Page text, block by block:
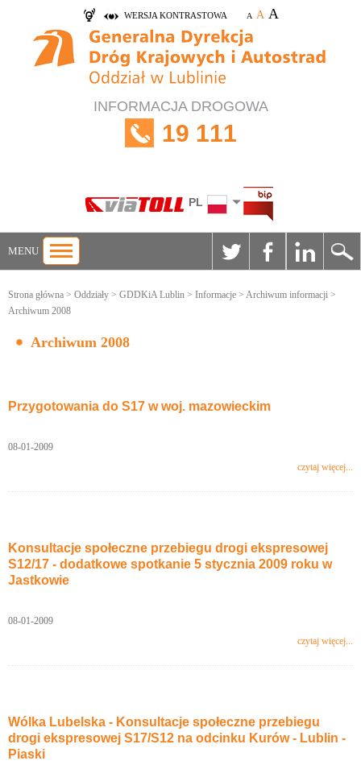
WERSJA KONTRASTOWA A A A
INFORMACJA DROGOWA
19 111
PL
MENU
Strona główna > Oddziały > GDDKiA Lublin > Informacje > Archiwum informacji >
Archiwum 2008
Archiwum 2008
Przygotowania do S17 w woj. mazowieckim
08-01-2009
czytaj więcej...
Konsultacje społeczne przebiegu drogi ekspresowej
S12/17 - dodatkowe spotkanie 5 stycznia 2009 roku w
Jastkowie
08-01-2009
czytaj więcej...
Wólka Lubelska - Konsultacje społeczne przebiegu
drogi ekspresowej S17/S12 na odcinku Kurów - Lublin -
Piaski